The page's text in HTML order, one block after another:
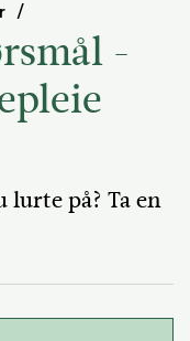
-
lurte på? Ta en